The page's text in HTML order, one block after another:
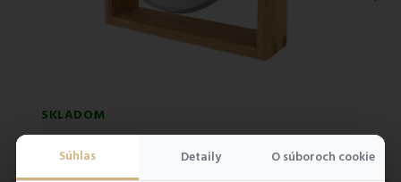
Súhlas Detaily O súboroch cookie
SKLADOM